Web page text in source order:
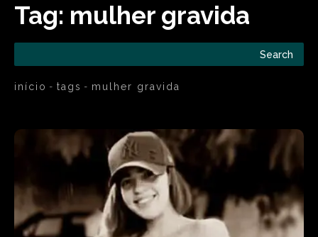
Tag: mulher gravida
Search
início tags mulher gravida